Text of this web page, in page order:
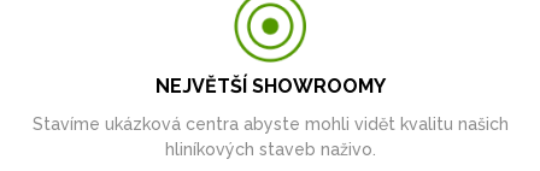
NEJVĚTŠÍ SHOWROOMY
Stavíme ukázková centra abyste mohli vidět kvalitu našich
hliníkových staveb naživo.